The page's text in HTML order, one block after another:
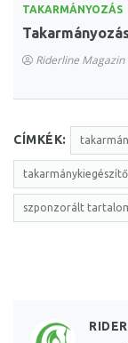
TAKARMÁNYOZÁS
Riderline Magazin
CÍMKÉK:
takarmánykiegészítő
szponzorált